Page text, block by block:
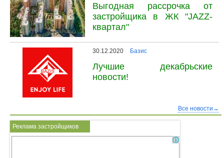
Выгодная рассрочка от
застройщика в ЖК "JAZZ-
квартал"
30.12.2020 Базис
Лучшие декабрьские
новости!
Все новости→
Реклама застройщиков